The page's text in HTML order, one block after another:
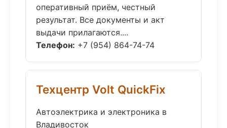
оперативный приём, честный
результат. Все документы и акт
выдачи прилагаются....
Телефон: +7 (954) 864-74-74
Техцентр Volt QuickFix
Автоэлектрика и электроника в
Владивосток